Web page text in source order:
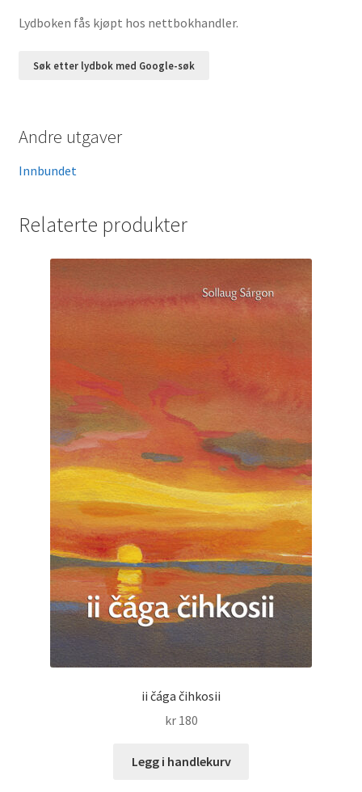
Lydboken fås kjøpt hos nettbokhandler.
Søk etter lydbok med Google-søk
Andre utgaver
Innbundet
Relaterte produkter
ii čága čihkosii
kr180
Legg i handlekurv